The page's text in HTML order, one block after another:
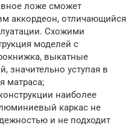
ложе сможет
аккордеон, отличающийся
Схожими
моделей с
выкатные
значительно уступая в
матраса;
наиболее
каркас не
и не подходит